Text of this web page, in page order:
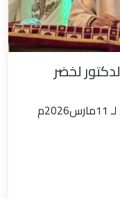
لخضر
القى اليوم 21رمضان1447هـ الموافق لـ 11مارس2026م